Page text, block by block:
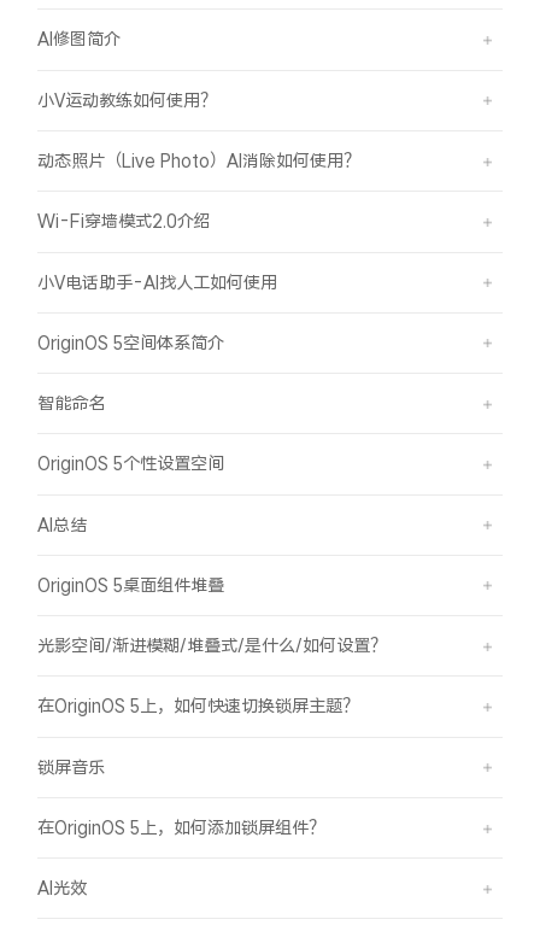
AI修图简介
小V运动教练如何使用？
动态照片（Live Photo）AI消除如何使用？
Wi-Fi穿墙模式2.0介绍
小V电话助手-AI找人工如何使用
OriginOS 5空间体系简介
智能命名
OriginOS 5个性设置空间
AI总结
OriginOS 5桌面组件堆叠
光影空间/渐进模糊/堆叠式/是什么/如何设置？
在OriginOS 5上，如何快速切换锁屏主题？
锁屏音乐
在OriginOS 5上，如何添加锁屏组件？
AI光效